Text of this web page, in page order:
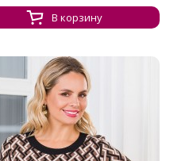
В корзину